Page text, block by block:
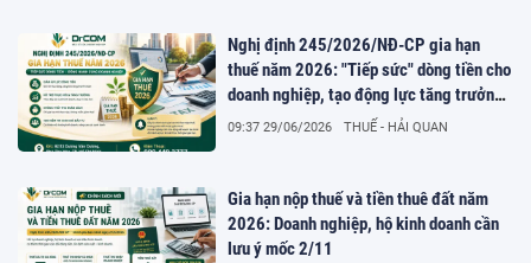
Nghị định 245/2026/NĐ-CP gia hạn
thuế năm 2026: "Tiếp sức" dòng tiền cho
doanh nghiệp, tạo động lực tăng trưởng
kinh tế
09:37 29/06/2026 THUẾ - HẢI QUAN
Gia hạn nộp thuế và tiền thuê đất năm
2026: Doanh nghiệp, hộ kinh doanh cần
lưu ý mốc 2/11